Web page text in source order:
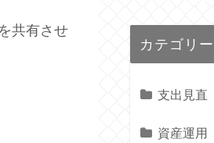
共有させ
カテゴリー
支出見直
資産運用